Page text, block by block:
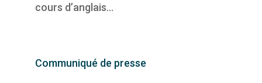
cours d’anglais…
Communiqué de presse